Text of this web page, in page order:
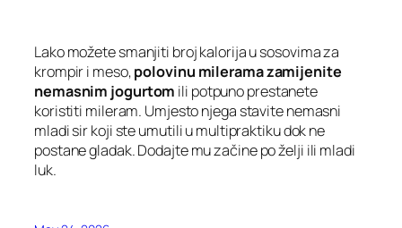
Lako možete smanjiti broj kalorija u sosovima za
krompir i meso,polovinu milerama zamijenite
nemasnim jogurtom ili potpuno prestanete
koristiti mileram. Umjesto njega stavite nemasni
mladi sir koji ste umutili u multipraktiku dok ne
postane gladak. Dodajte mu začine po želji ili mladi
luk.